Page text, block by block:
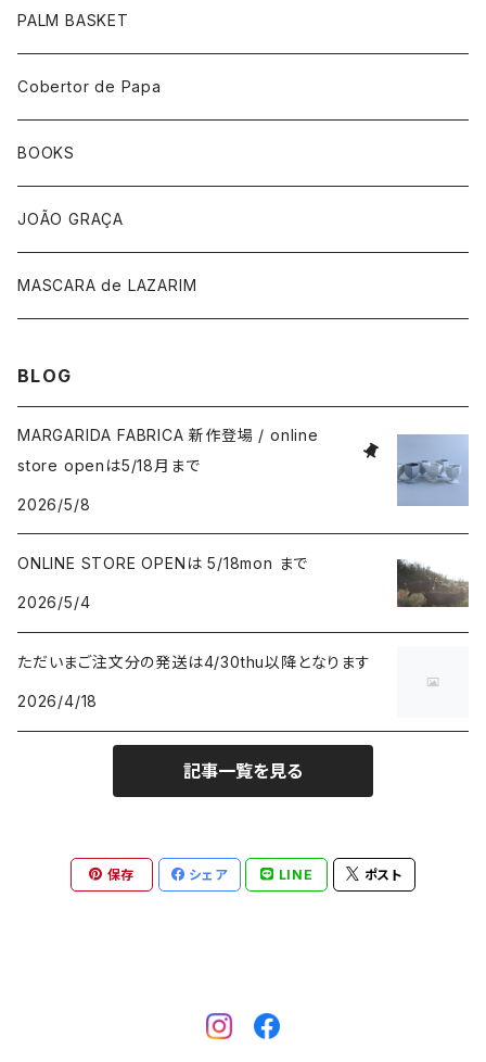
靴下柄あり
靴下ホワイト
帽子
手袋
PALM BASKET
Cobertor de Papa
BOOKS
JOÃO GRAÇA
MASCARA de LAZARIM
BLOG
MARGARIDA FABRICA 新作登場 / online
store openは5/18月まで
2026/5/8
ONLINE STORE OPENは 5/18mon まで
2026/5/4
ただいまご注文分の発送は4/30thu以降となります
2026/4/18
記事一覧を見る
保存 シェア LINE ポスト